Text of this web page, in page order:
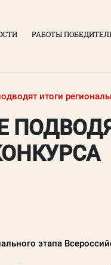
РАБОТЫ
итоги
этапа